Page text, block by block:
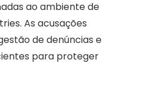
ao ambiente de
As acusações
de denúncias e
para proteger